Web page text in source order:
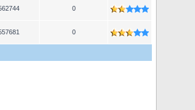
0
0